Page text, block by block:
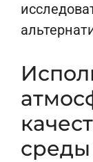
среды